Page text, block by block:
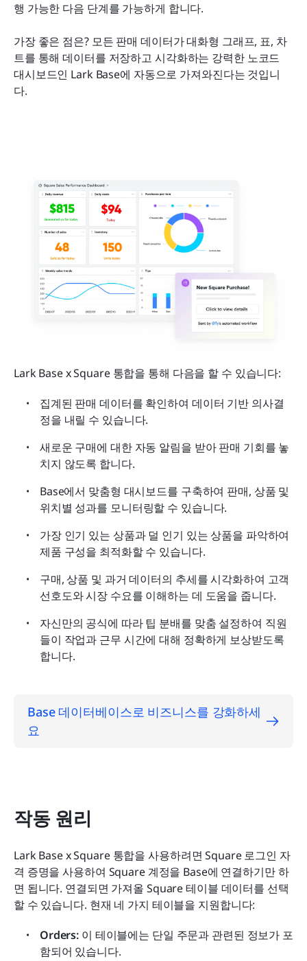
행 가능한 다음 단계를 가능하게 합니다.
가장 좋은 점은? 모든 판매 데이터가 대화형 그래프, 표, 차
트를 통해 데이터를 저장하고 시각화하는 강력한 노코드
대시보드인 Lark Base에 자동으로 가져와진다는 것입니
다.
Lark Base x Square 통합을 통해 다음을 할 수 있습니다:
집계된 판매 데이터를 확인하여 데이터 기반 의사결
정을 내릴 수 있습니다.
새로운 구매에 대한 자동 알림을 받아 판매 기회를 놓
치지 않도록 합니다.
Base에서 맞춤형 대시보드를 구축하여 판매, 상품 및
위치별 성과를 모니터링할 수 있습니다.
가장 인기 있는 상품과 덜 인기 있는 상품을 파악하여
제품 구성을 최적화할 수 있습니다.
구매, 상품 및 과거 데이터의 추세를 시각화하여 고객
선호도와 시장 수요를 이해하는 데 도움을 줍니다.
자신만의 공식에 따라 팁 분배를 맞춤 설정하여 직원
들이 작업과 근무 시간에 대해 정확하게 보상받도록
합니다.
Base 데이터베이스로 비즈니스를 강화하세
요
작동 원리
Lark Base x Square 통합을 사용하려면 Square 로그인 자
격 증명을 사용하여 Square 계정을 Base에 연결하기만 하
면 됩니다. 연결되면 가져올 Square 테이블 데이터를 선택
할 수 있습니다. 현재 네 가지 테이블을 지원합니다:
Orders: 이 테이블에는 단일 주문과 관련된 정보가 포
함되어 있습니다.